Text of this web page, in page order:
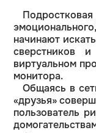
начинают
сверстников
виртуальном
монитора.
Общаясь в
«друзья»
пользователь